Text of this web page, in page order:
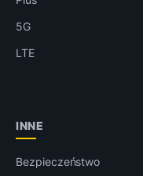
5G
LTE
INNE
Bezpieczeństwo